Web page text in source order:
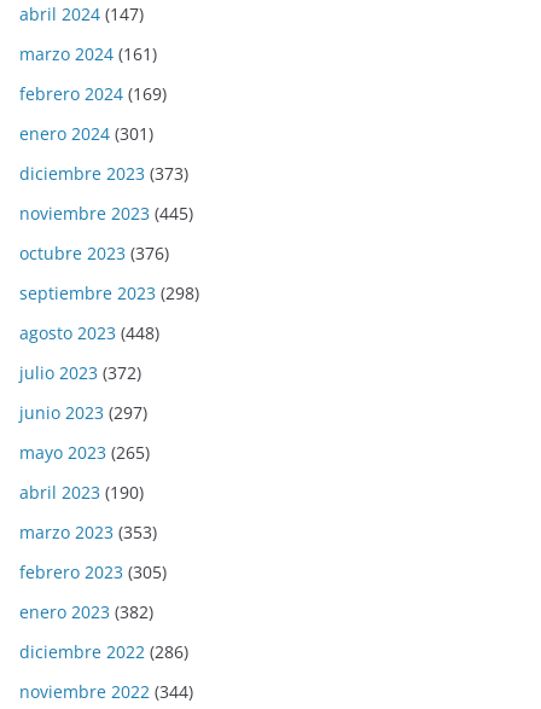
abril 2024 (147)
marzo 2024 (161)
febrero 2024 (169)
enero 2024 (301)
diciembre 2023 (373)
noviembre 2023 (445)
octubre 2023 (376)
septiembre 2023 (298)
agosto 2023 (448)
julio 2023 (372)
junio 2023 (297)
mayo 2023 (265)
abril 2023 (190)
marzo 2023 (353)
febrero 2023 (305)
enero 2023 (382)
diciembre 2022 (286)
noviembre 2022 (344)